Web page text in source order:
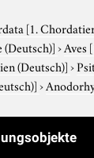
[1.
›Aves
(Deutsch)]›
›